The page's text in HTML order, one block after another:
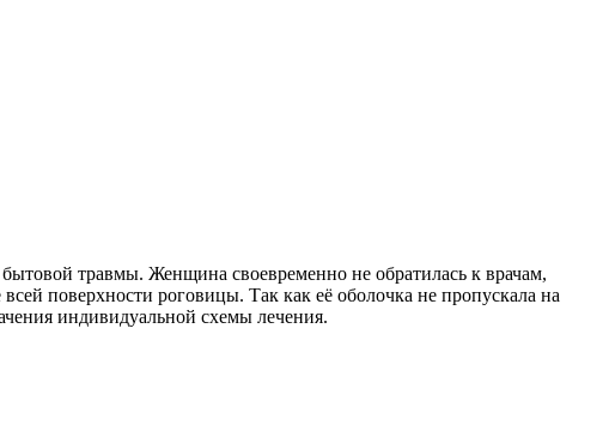
травмы. Женщина своевременно не обратилась к врачам,
поверхности роговицы. Так как её оболочка не пропускала на
индивидуальной схемы лечения.